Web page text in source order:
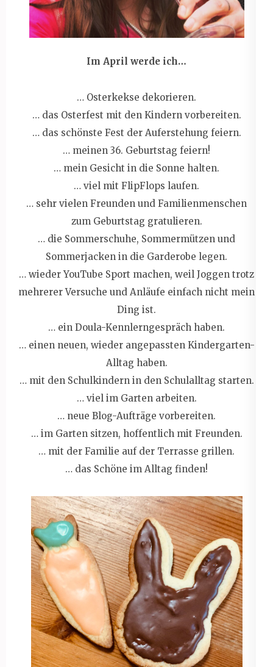
Im April werde ich…
… Osterkekse dekorieren.
… das Osterfest mit den Kindern vorbereiten.
… das schönste Fest der Auferstehung feiern.
… meinen 36. Geburtstag feiern!
… mein Gesicht in die Sonne halten.
… viel mit FlipFlops laufen.
… sehr vielen Freunden und Familienmenschen
zum Geburtstag gratulieren.
… die Sommerschuhe, Sommermützen und
Sommerjacken in die Garderobe legen.
… wieder YouTube Sport machen, weil Joggen trotz
mehrerer Versuche und Anläufe einfach nicht mein
Ding ist.
… ein Doula-Kennlerngespräch haben.
… einen neuen, wieder angepassten Kindergarten-
Alltag haben.
… mit den Schulkindern in den Schulalltag starten.
… viel im Garten arbeiten.
… neue Blog-Aufträge vorbereiten.
… im Garten sitzen, hoffentlich mit Freunden.
… mit der Familie auf der Terrasse grillen.
… das Schöne im Alltag finden!